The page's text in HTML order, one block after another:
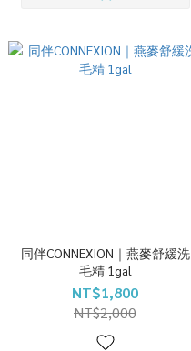
同伴CONNEXION｜燕麥舒緩洗
毛精 1gal
NT$1,800
NT$2,000